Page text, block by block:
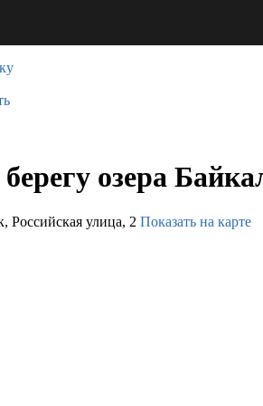
озера
Российская улица, 2 Показать на карте